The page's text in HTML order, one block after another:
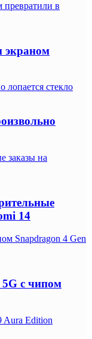
в
экраном
лопается стекло
заказы на
14
Snapdragon 4 Gen
5G с чипом
Aura Edition